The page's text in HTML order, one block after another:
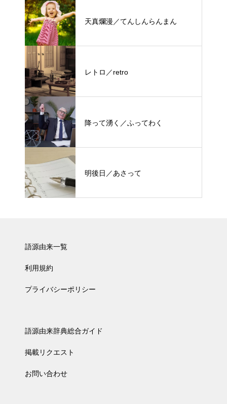
天真爛漫／てんしんらんまん
レトロ／retro
降って湧く／ふってわく
明後日／あさって
語源由来一覧
利用規約
プライバシーポリシー
語源由来辞典総合ガイド
掲載リクエスト
お問い合わせ